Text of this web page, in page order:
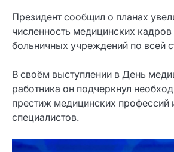
Президент сообщил о планах
численность медицинских
больничных учреждений по всей
В своём выступлении в День
работника он подчеркнул
престиж медицинских профессий
специалистов.